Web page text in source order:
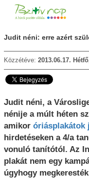
Judit néni: erre azért
Közzétéve: 2013.06.17.
Judit néni, a
nénije a múlt héten
amikor óriásplakátok
hirdetéseken a 4/a
vonuló tanítótól. Az
plakát nem egy
úgyhogy